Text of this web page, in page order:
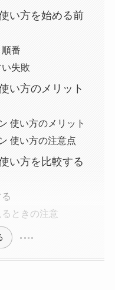
い方を始める前
番
失敗
い方のメリット
使い方のメリット
使い方の注意点
い方を比較する
ときの注意